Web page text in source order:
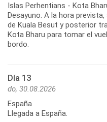
Islas Perhentians - Kota
Desayuno. A la hora
de Kuala Besut y posterior
Kota Bharu para tomar el
bordo.
Día 13
do, 30.08.2026
España
Llegada a España.